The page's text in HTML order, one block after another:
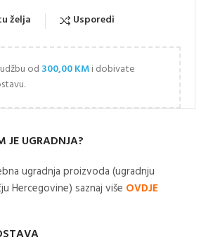
želja Usporedi
od 300,00KMi dobivate
JE UGRADNJA?
ugradnja proizvoda (ugradnju
Hercegovine) saznaj više OVDJE